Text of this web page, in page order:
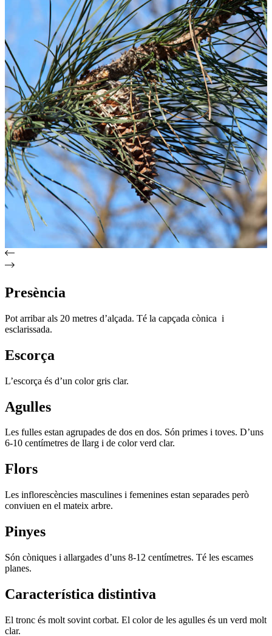
Presència
Pot arribar als 20 metres d’alçada. Té la capçada cònica i
esclarissada.
Escorça
L’escorça és d’un color gris clar.
Agulles
Les fulles estan agrupades de dos en dos. Són primes i toves. D’uns
6-10 centímetres de llarg i de color verd clar.
Flors
Les inflorescències masculines i femenines estan separades però
conviuen en el mateix arbre.
Pinyes
Són còniques i allargades d’uns 8-12 centímetres. Té les escames
planes.
Característica distintiva
El tronc és molt sovint corbat. El color de les agulles és un verd molt
clar.